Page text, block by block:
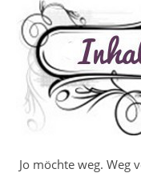
Jo möchte weg. Weg